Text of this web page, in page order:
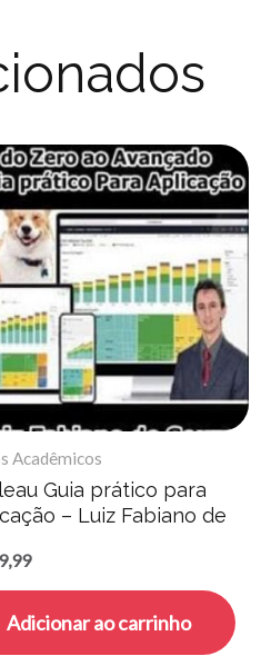
Acadêmicos
Guia prático para
– Luiz Fabiano de
Adicionar ao carrinho